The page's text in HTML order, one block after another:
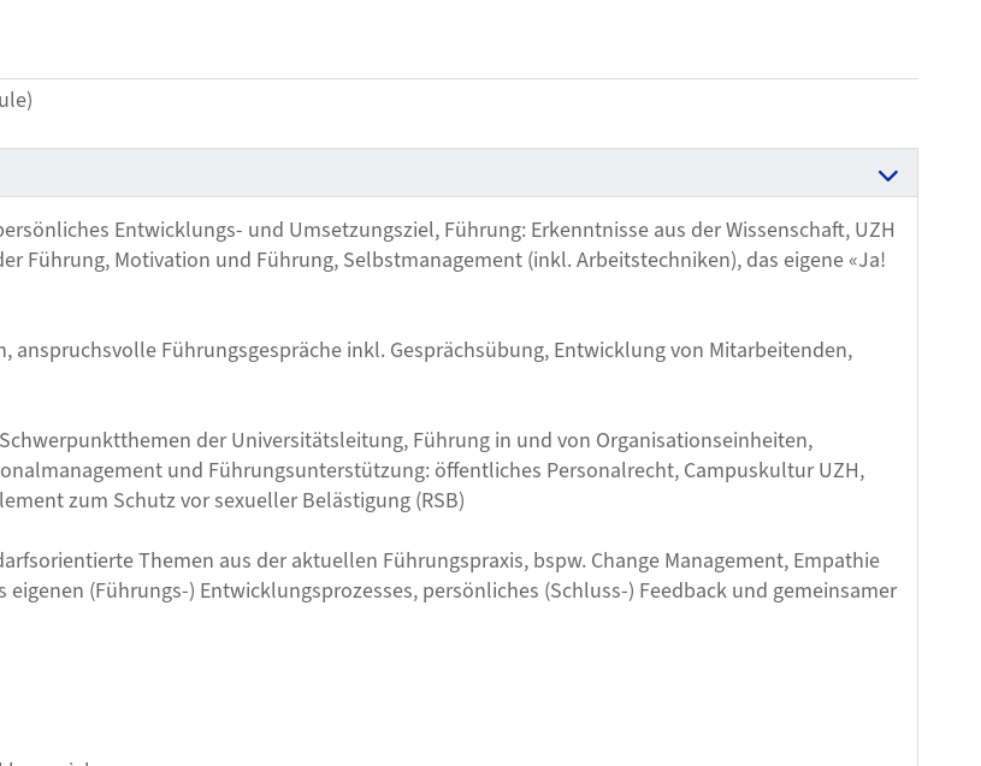
Entwicklungs- und Umsetzungsziel, Führung: Erkenntnisse aus der Wissenschaft, UZH
Führung, Motivation und Führung, Selbstmanagement (inkl. Arbeitstechniken), das eigene «Ja!
anspruchsvolle Führungsgespräche inkl. Gesprächsübung, Entwicklung von Mitarbeitenden,
der Universitätsleitung, Führung in und von Organisationseinheiten,
und Führungsunterstützung: öffentliches Personalrecht, Campuskultur UZH,
zum Schutz vor sexueller Belästigung (RSB)
Themen aus der aktuellen Führungspraxis, bspw. Change Management, Empathie
(Führungs-) Entwicklungsprozesses, persönliches (Schluss-) Feedback und gemeinsamer